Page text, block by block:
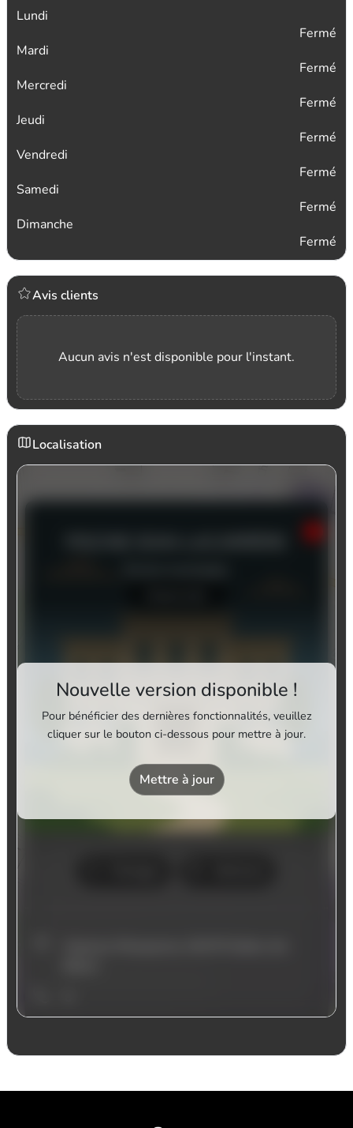
Lundi
Fermé
Mardi
Fermé
Mercredi
Fermé
Jeudi
Fermé
Vendredi
Fermé
Samedi
Fermé
Dimanche
Fermé
Avis clients
Aucun avis n'est disponible pour l'instant.
Localisation